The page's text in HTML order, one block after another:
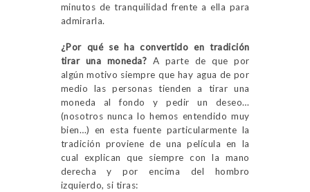
minutos de tranquilidad frente a ella para
admirarla.
¿Por qué se ha convertido en tradición
tirar una moneda? A parte de que por
algún motivo siempre que hay agua de por
medio las personas tienden a tirar una
moneda al fondo y pedir un deseo…
(nosotros nunca lo hemos entendido muy
bien…) en esta fuente particularmente la
tradición proviene de una película en la
cual explican que siempre con la mano
derecha y por encima del hombro
izquierdo, si tiras: